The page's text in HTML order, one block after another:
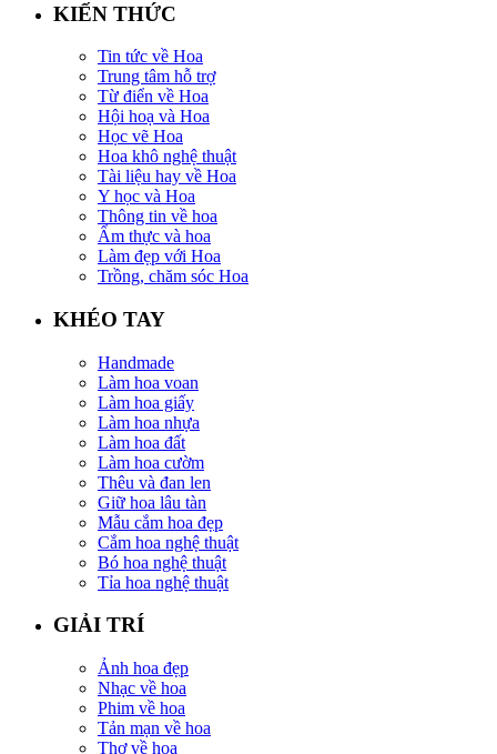
KIẾN THỨC
Tin tức về Hoa
Trung tâm hỗ trợ
Từ điển về Hoa
Hội hoạ và Hoa
Học vẽ Hoa
Hoa khô nghệ thuật
Tài liệu hay về Hoa
Y học và Hoa
Thông tin về hoa
Ẩm thực và hoa
Làm đẹp với Hoa
Trồng, chăm sóc Hoa
KHÉO TAY
Handmade
Làm hoa voan
Làm hoa giấy
Làm hoa nhựa
Làm hoa đất
Làm hoa cườm
Thêu và đan len
Giữ hoa lâu tàn
Mẫu cắm hoa đẹp
Cắm hoa nghệ thuật
Bó hoa nghệ thuật
Tỉa hoa nghệ thuật
GIẢI TRÍ
Ảnh hoa đẹp
Nhạc về hoa
Phim về hoa
Tản mạn về hoa
Thơ về hoa